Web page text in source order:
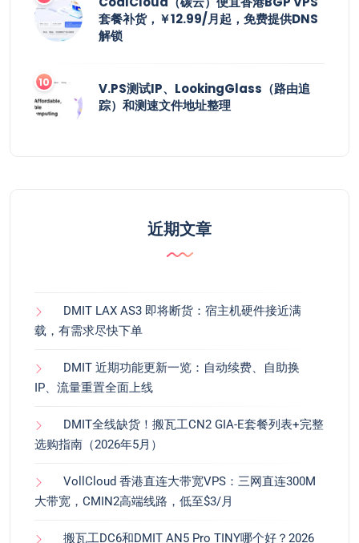
套餐补货，￥12.99/月起，免费提供DNS
解锁
V.PS测试IP、LookingGlass（路由追
踪）和测速文件地址整理
近期文章
DMIT LAX AS3 即将断货：宿主机硬件接近满
载，有需求尽快下单
DMIT 近期功能更新一览：自动续费、自助换
IP、流量重置全面上线
DMIT全线缺货！搬瓦工CN2 GIA-E套餐列表+完整
选购指南（2026年5月）
VollCloud 香港直连大带宽VPS：三网直连300M
大带宽，CMIN2高端线路，低至$3/月
搬瓦工DC6和DMIT AN5 Pro TINY哪个好？2026